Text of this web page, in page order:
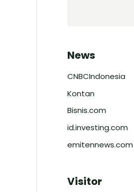
News
CNBCIndonesia
Kontan
Bisnis.com
id.investing.com
emitennews.com
Visitor